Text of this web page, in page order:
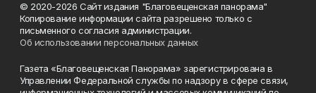
© 2020-2026 Сайт издания "Благовещенская панорама"
Копирование информации сайта разрешено только с
письменного согласия администрации.
Об использовании персональных данных
Газета «Благовещенская Панорама» зарегистрирована в
Управлении Федеральной службы по надзору в сфере связи,